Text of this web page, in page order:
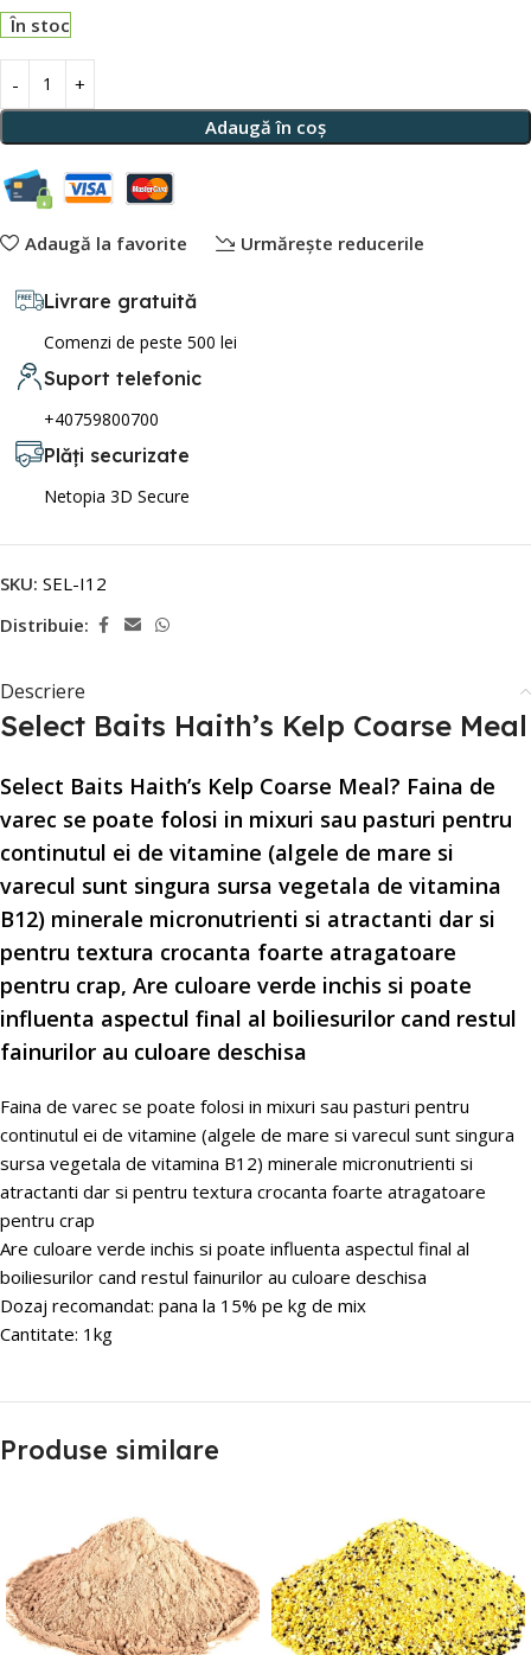
În stoc
Adaugă în coș
Adaugă la favorite Urmărește reducerile
Livrare gratuită
Comenzi de peste 500 lei
Suport telefonic
+40759800700
Plăți securizate
Netopia 3D Secure
SKU: SEL-I12
Distribuie:
Descriere
Select Baits Haith’s Kelp Coarse Meal
Select Baits Haith’s Kelp Coarse Meal? Faina de
varec se poate folosi in mixuri sau pasturi pentru
continutul ei de vitamine (algele de mare si
varecul sunt singura sursa vegetala de vitamina
B12) minerale micronutrienti si atractanti dar si
pentru textura crocanta foarte atragatoare
pentru crap, Are culoare verde inchis si poate
influenta aspectul final al boiliesurilor cand restul
fainurilor au culoare deschisa
Faina de varec se poate folosi in mixuri sau pasturi pentru
continutul ei de vitamine (algele de mare si varecul sunt singura
sursa vegetala de vitamina B12) minerale micronutrienti si
atractanti dar si pentru textura crocanta foarte atragatoare
pentru crap
Are culoare verde inchis si poate influenta aspectul final al
boiliesurilor cand restul fainurilor au culoare deschisa
Dozaj recomandat: pana la 15% pe kg de mix
Cantitate: 1kg
Produse similare